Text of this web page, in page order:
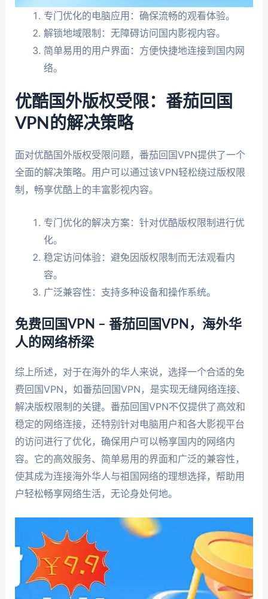
专门优化的电脑应用：确保流畅的观看体验。
解锁地域限制：无障碍访问国内影视内容。
简单易用的用户界面：方便快捷地连接到国内网
络。
优酷国外版权受限：番茄回国
VPN的解决策略
面对优酷国外版权受限问题，番茄回国VPN提供了一个
全面的解决策略。用户可以通过该VPN轻松绕过版权限
制，畅享优酷上的丰富影视内容。
专门优化的解决方案：针对优酷版权限制进行优
化。
稳定访问体验：避免因版权限制而无法观看内
容。
广泛兼容性：支持多种设备和操作系统。
免费回国VPN – 番茄回国VPN，海外华
人的网络桥梁
综上所述，对于在海外的华人来说，选择一个合适的免
费回国VPN，如番茄回国VPN，是实现无缝网络连接、
解决版权限制的关键。番茄回国VPN不仅提供了高效和
稳定的网络连接，还特别针对电脑用户和各大影视平台
的访问进行了优化，确保用户可以畅享国内的网络内
容。它的高效服务、简单易用的界面和广泛的兼容性，
使其成为连接海外华人与祖国网络的理想选择，帮助用
户轻松畅享网络生活，无论身处何地。